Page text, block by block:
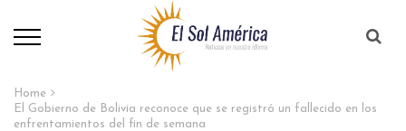
Home
El Gobierno de Bolivia reconoce que se registró un fallecido en los
enfrentamientos del fin de semana